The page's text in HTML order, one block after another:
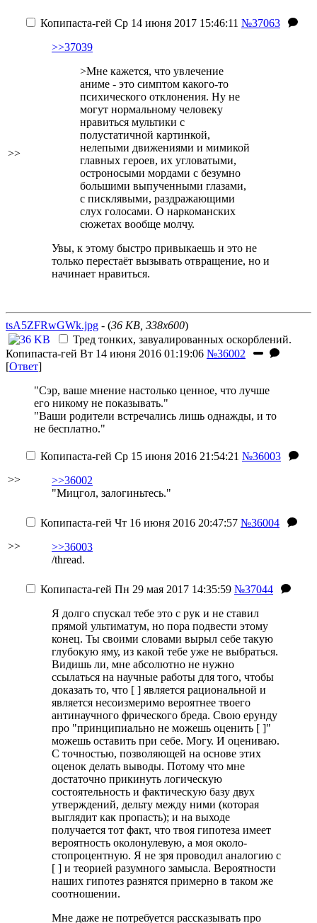
>>
Копипаста-гей Ср 14 июня 2017 15:46:11 №37063
>>37039
>Мне кажется, что увлечение
аниме - это симптом какого-то
психического отклонения. Ну не
могут нормальному человеку
нравиться мультики с
полустатичной картинкой,
нелепыми движениями и мимикой
главных героев, их угловатыми,
остроносыми мордами с безумно
большими выпученными глазами,
с писклявыми, раздражающими
слух голосами. О наркоманских
сюжетах вообще молчу.
Увы, к этому быстро привыкаешь и это не
только перестаёт вызывать отвращение, но и
начинает нравиться.
tsA5ZFRwGWk.jpg - (36 KB, 338x600)
Тред тонких, завуалированных оскорблений.
Копипаста-гей Вт 14 июня 2016 01:19:06 №36002
[Ответ]
"Сэр, ваше мнение настолько ценное, что лучше
его никому не показывать."
"Ваши родители встречались лишь однажды, и то
не бесплатно."
>>
Копипаста-гей Ср 15 июня 2016 21:54:21 №36003
>>36002
"Мицгол, залогиньтесь."
>>
Копипаста-гей Чт 16 июня 2016 20:47:57 №36004
>>36003
/thread.
Копипаста-гей Пн 29 мая 2017 14:35:59 №37044
Я долго спускал тебе это с рук и не ставил
прямой ультиматум, но пора подвести этому
конец. Ты своими словами вырыл себе такую
глубокую яму, из какой тебе уже не выбраться.
Видишь ли, мне абсолютно не нужно
ссылаться на научные работы для того, чтобы
доказать то, что [ ] является рациональной и
является несоизмеримо вероятнее твоего
антинаучного фрического бреда. Свою ерунду
про "принципиально не можешь оценить [ ]"
можешь оставить при себе. Могу. И оцениваю.
С точностью, позволяющей на основе этих
оценок делать выводы. Потому что мне
достаточно прикинуть логическую
состоятельность и фактическую базу двух
утверждений, дельту между ними (которая
выглядит как пропасть); и на выходе
получается тот факт, что твоя гипотеза имеет
вероятность околонулевую, а моя около-
стопроцентную. Я не зря проводил аналогию с
[ ] и теорией разумного замысла. Вероятности
наших гипотез разнятся примерно в таком же
соотношении.
Мне даже не потребуется рассказывать про